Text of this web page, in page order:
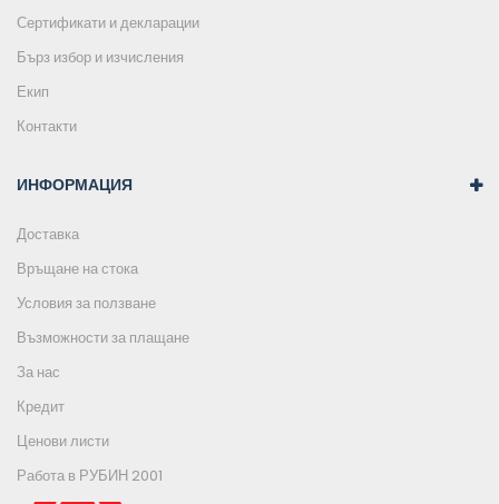
Сертификати и декларации
Бърз избор и изчисления
Екип
Контакти
ИНФОРМАЦИЯ
Доставка
Връщане на стока
Условия за ползване
Възможности за плащане
За нас
Кредит
Ценови листи
Работа в РУБИН 2001